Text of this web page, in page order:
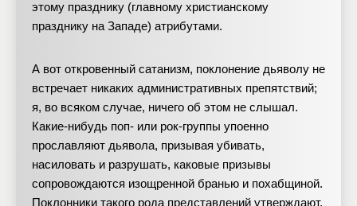
этому празднику (главному христианскому
празднику на Западе) атрибутами.
А вот откровенный сатанизм, поклонение дьяволу не
встречает никаких административных препятствий;
я, во всяком случае, ничего об этом не слышал.
Какие-нибудь поп- или рок-группы упоенно
прославляют дьявола, призывая убивать,
насиловать и разрушать, каковые призывы
сопровождаются изощренной бранью и похабщиной.
Поклонники такого рода представлений утверждают,